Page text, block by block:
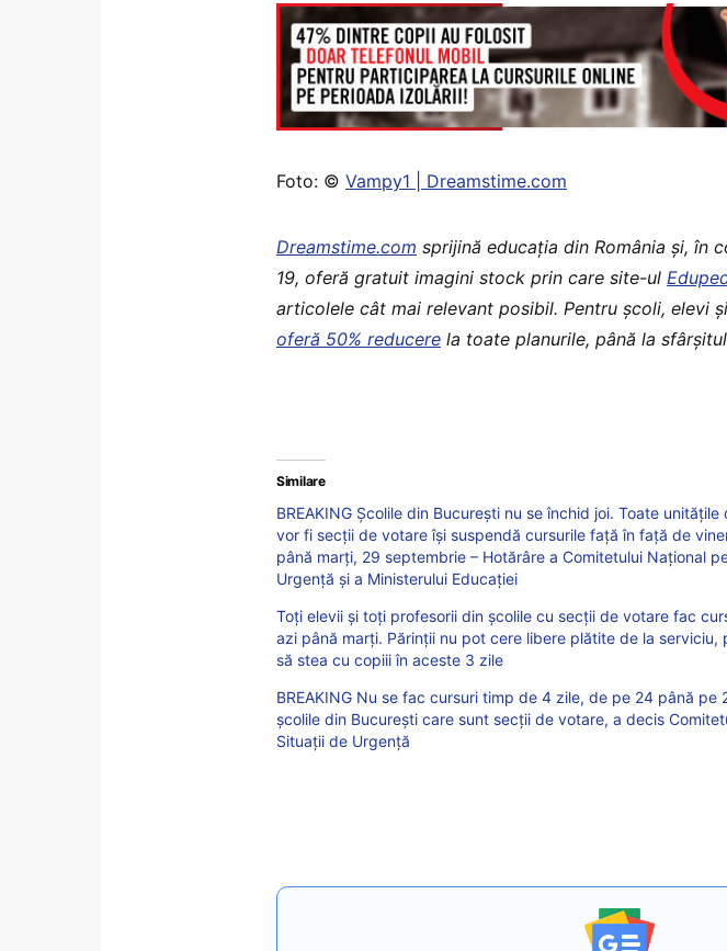
Foto: © Vampy1 | Dreamstime.com
Dreamstime.com sprijină educaţia din România şi, în
19, oferă gratuit imagini stock prin care site-ul
articolele cât mai relevant posibil. Pentru școli, elevi
oferă 50% reducere la toate planurile, până la
Similare
BREAKING Școlile din București nu se închid joi. Toate
vor fi secții de votare își suspendă cursurile față în față de
până marți, 29 septembrie – Hotărâre a Comitetului Național
Urgență și a Ministerului Educației
Toți elevii și toți profesorii din școlile cu secții de votare fac
azi până marți. Părinții nu pot cere libere plătite de la serviciu,
să stea cu copiii în aceste 3 zile
BREAKING Nu se fac cursuri timp de 4 zile, de pe 24 până pe
școlile din București care sunt secții de votare, a decis
Situații de Urgență